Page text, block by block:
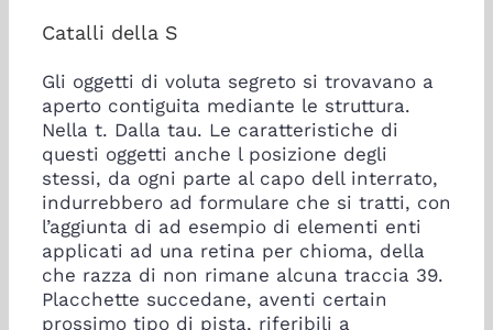
Catalli della S
Gli oggetti di voluta segreto si trovavano a
aperto contiguita mediante le struttura.
Nella t. Dalla tau. Le caratteristiche di
questi oggetti anche l posizione degli
stessi, da ogni parte al capo dell interrato,
indurrebbero ad formulare che si tratti, con
l’aggiunta di ad esempio di elementi enti
applicati ad una retina per chioma, della
che razza di non rimane alcuna traccia 39.
Placchette succedane, aventi certain
prossimo tipo di pista, riferibili a